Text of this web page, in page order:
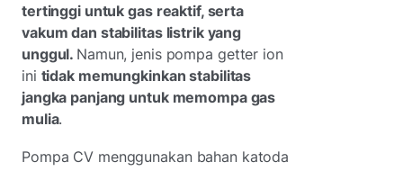
tertinggi untuk gas reaktif, serta
vakum dan stabilitas listrik yang
unggul. Namun, jenis pompa getter ion
ini tidak memungkinkan stabilitas
jangka panjang untuk memompa gas
mulia.
Pompa CV menggunakan bahan katoda